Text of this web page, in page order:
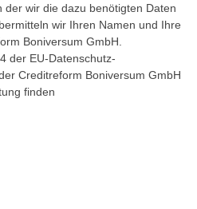
wir die dazu benötigten Daten
wir Ihren Namen und Ihre
Boniversum GmbH.
der EU-Datenschutz-
Creditreform Boniversum GmbH
finden